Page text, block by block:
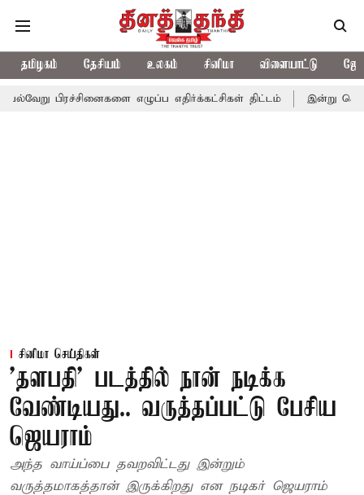
தமிழகம் தேசியம் உலகம் சினிமா விளையாட்டு
எழுப்ப எதிர்க்கட்சிகள் திட்டம் இன்று கொட்டப்போகும்
சினிமா செய்திகள்
'தளபதி' படத்தில் நான் நடிக்க
வேண்டியது.. வருத்தப்பட்டு பேசிய
ஜெயராம்
அந்த வாய்ப்பை தவறவிட்டது இன்றும்
வருத்தமாகத்தான் இருக்கிறது என நடிகர் ஜெயராம்